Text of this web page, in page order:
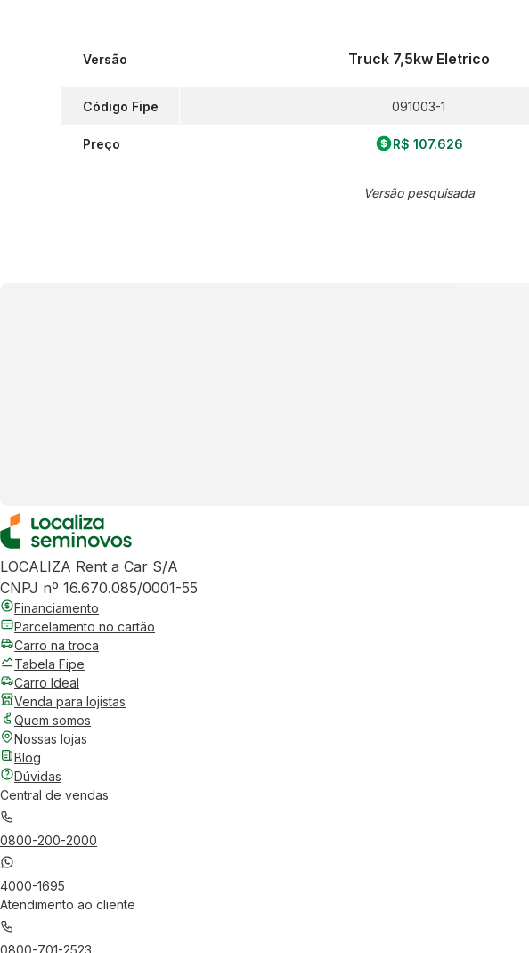
Versão
Código Fipe
Preço
Truck 7,5kw Eletrico
091003-1
R$ 107.626
Versão pesquisada
LOCALIZA Rent a Car S/A
CNPJ nº 16.670.085/0001-55
Financiamento
Parcelamento no cartão
Carro na troca
Tabela Fipe
Carro Ideal
Venda para lojistas
Quem somos
Nossas lojas
Blog
Dúvidas
Central de vendas
0800-200-2000
4000-1695
Atendimento ao cliente
0800-701-2523